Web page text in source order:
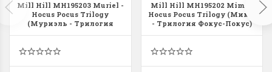
Mill Hill MH195203 Muriel -
Hocus Pocus Trilogy
(Муриэль - Трилогия
Mill Hill MH195202 Mimi -
Hocus Pocus Trilogy (Мими
- Трилогия Фокус-Покус)